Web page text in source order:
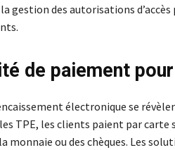
gestion des autorisations
de paiement
électronique se
TPE, les clients paient par carte
monnaie ou des chèques. Les